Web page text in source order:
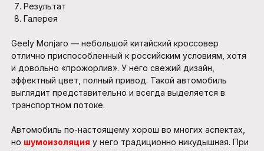
Результат
Галерея
Geely Monjaro — небольшой китайский кроссовер
отлично приспособленный к российским условиям, хотя
и довольно «прожорлив». У него свежий дизайн,
эффектный цвет, полный привод. Такой автомобиль
выглядит представительно и всегда выделяется в
транспортном потоке.
Автомобиль по-настоящему хорош во многих аспектах,
но шумоизоляция у него традиционно никудышная. При